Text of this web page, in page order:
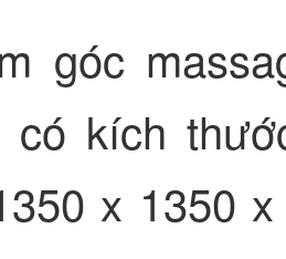
góc
có kích
x 1350